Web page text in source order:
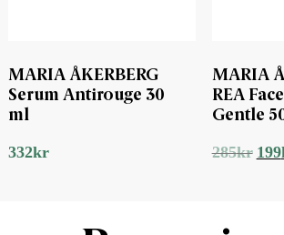
MARIA ÅKERBERG
Serum Antirouge 30
ml
332kr
MARIA
REA
Gentle
285kr Det
199